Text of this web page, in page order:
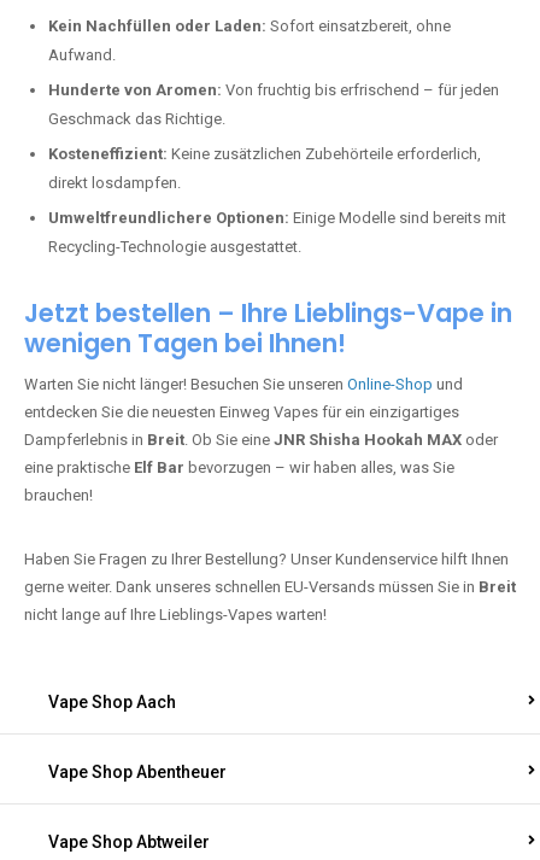
Kein Nachfüllen oder Laden: Sofort einsatzbereit, ohne
Aufwand.
Hunderte von Aromen: Von fruchtig bis erfrischend – für jeden
Geschmack das Richtige.
Kosteneffizient: Keine zusätzlichen Zubehörteile erforderlich,
direkt losdampfen.
Umweltfreundlichere Optionen: Einige Modelle sind bereits mit
Recycling-Technologie ausgestattet.
Jetzt bestellen – Ihre Lieblings-Vape in
wenigen Tagen bei Ihnen!
Warten Sie nicht länger! Besuchen Sie unseren Online-Shop und
entdecken Sie die neuesten Einweg Vapes für ein einzigartiges
Dampferlebnis in Breit. Ob Sie eine JNR Shisha Hookah MAX oder
eine praktische Elf Bar bevorzugen – wir haben alles, was Sie
brauchen!
Haben Sie Fragen zu Ihrer Bestellung? Unser Kundenservice hilft Ihnen
gerne weiter. Dank unseres schnellen EU-Versands müssen Sie in Breit
nicht lange auf Ihre Lieblings-Vapes warten!
Vape Shop Aach
Vape Shop Abentheuer
Vape Shop Abtweiler